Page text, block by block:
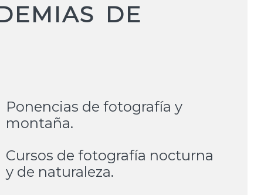
DE
Ponencias de fotografía y
montaña.
Cursos de fotografía nocturna
y de naturaleza.